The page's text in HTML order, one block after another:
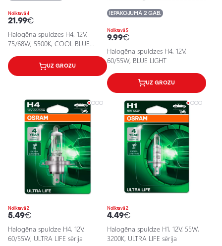
Noliktavā 4
21.99€
Halogēna spuldzes H4, 12V,
75/68W, 5500K, COOL BLUE
UZ GROZU
Noliktavā 5
IEPAKOJUMĀ 2 GAB.
9.99€
Halogēna spuldzes H4, 12V,
60/55W, BLUE LIGHT
UZ GROZU
Noliktavā 2
5.49€
Halogēna spuldze H4, 12V,
60/55W, ULTRA LIFE sērija
Noliktavā 2
4.49€
Halogēna spuldze H1, 12V, 55W,
3200K, ULTRA LIFE sērija